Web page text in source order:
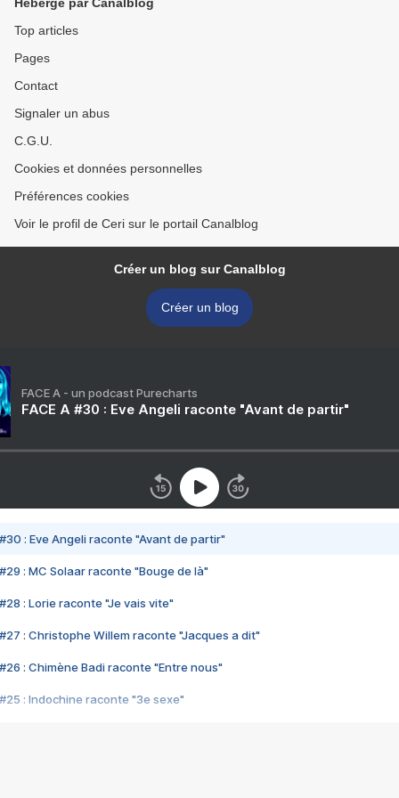
Top articles
Pages
Contact
Signaler un abus
C.G.U.
Cookies et données personnelles
Préférences cookies
Voir le profil de Ceri sur le portail Canalblog
Créer un blog sur Canalblog
Créer un blog
FACE A - un podcast Purecharts
FACE A #30 : Eve Angeli raconte "Avant de partir"
#30 : Eve Angeli raconte "Avant de partir"
#29 : MC Solaar raconte "Bouge de là"
#28 : Lorie raconte "Je vais vite"
#27 : Christophe Willem raconte "Jacques a dit"
#26 : Chimène Badi raconte "Entre nous"
#25 : Indochine raconte "3e sexe"